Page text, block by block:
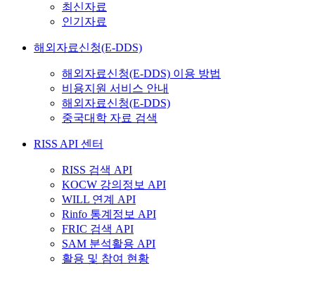
최신자료
인기자료
해외자료신청(E-DDS)
해외자료신청(E-DDS) 이용 방법
비용지원 서비스 안내
해외자료신청(E-DDS)
중국대학 자료 검색
RISS API 센터
RISS 검색 API
KOCW 강의정보 API
WILL 연계 API
Rinfo 통계정보 API
FRIC 검색 API
SAM 분석활용 API
활용 및 참여 현황